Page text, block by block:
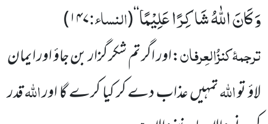
وَ كَانَ اللّٰهُ شَاكِرًا عَلِیْمًا‘‘
(النساء:۱۴۷)
ترجمۂکنزُالعِرفان:اور اگر تم شکر گزار بن جاؤ اور ایمان
لاؤ تواللہتمہیں عذاب دے کر کیا کرے گا اوراللہقدر